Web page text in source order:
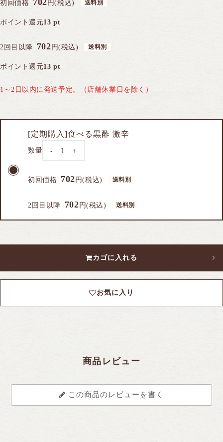
トップページ
初回価格 702 円(税込)
ポイント還元13 pt
2回目以降 702 円(税込)
ポイント還元13 pt
1～2日以内に発送予定。（店舗休業日を除く）
[定期購入]食べる黒酢 激辛
数量 - +
初回価格 702 円(税込)
2回目以降 702 円(税込)
カゴに入れる
お気に入り
商品レビュー
この商品のレビューを書く